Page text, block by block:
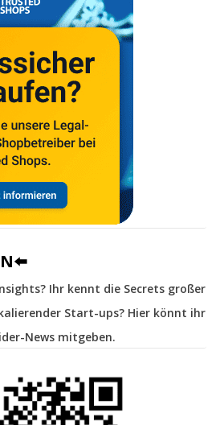
Ihr kennt die Secrets großer
Start-ups? Hier könnt ihr
News mitgeben.